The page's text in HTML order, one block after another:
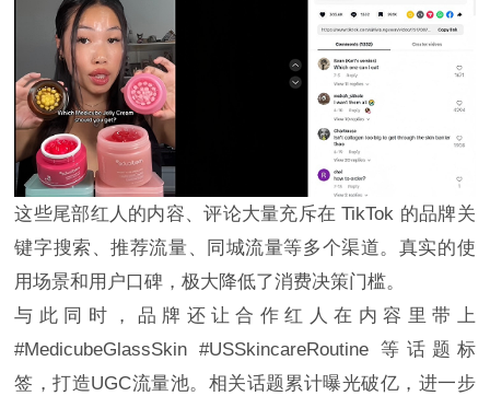
这些尾部红人的内容、评论大量充斥在 TikTok 的品牌关
键字搜索、推荐流量、同城流量等多个渠道。真实的使
用场景和用户口碑，极大降低了消费决策门槛。
与此同时，品牌还让合作红人在内容里带上
#MedicubeGlassSkin #USSkincareRoutine 等话题标
签，打造UGC流量池。相关话题累计曝光破亿，进一步